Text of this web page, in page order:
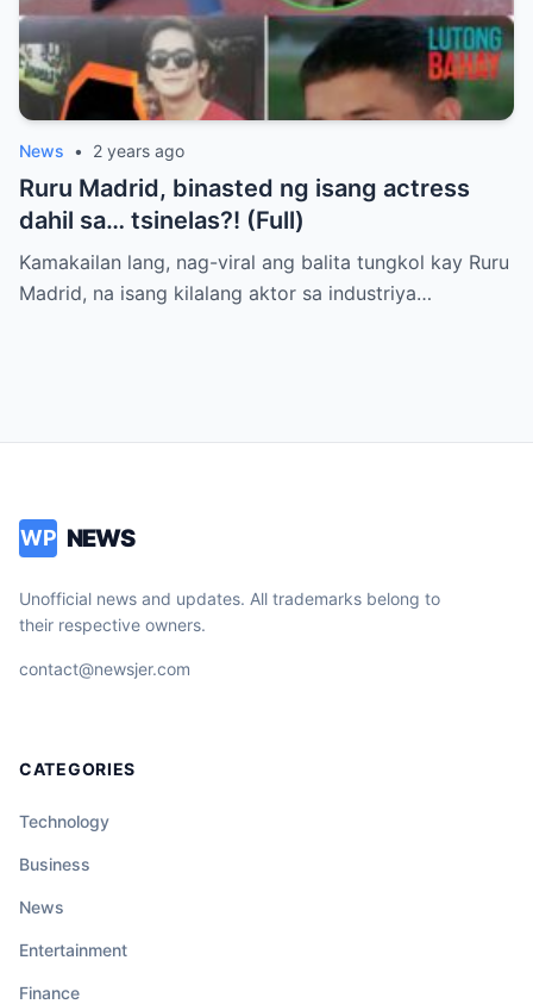
News • 2 years ago
Ruru Madrid, binasted ng isang actress
dahil sa… tsinelas?! (Full)
Kamakailan lang, nag-viral ang balita tungkol kay Ruru
Madrid, na isang kilalang aktor sa industriya…
WP NEWS
Unofficial news and updates. All trademarks belong to
their respective owners.
contact@newsjer.com
CATEGORIES
Technology
Business
News
Entertainment
Finance